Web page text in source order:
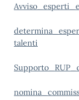
talenti